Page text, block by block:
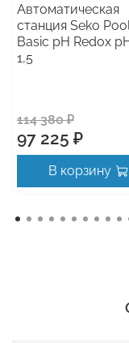
Автоматическая
станция Seko Pool
Basic pH Redox
1,5
114 380 ₽
97 225 ₽
В корзину